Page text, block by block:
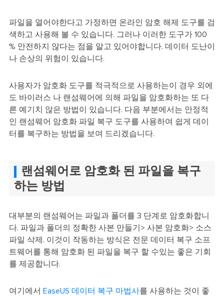
파일을 열어야한다고 가정하면 온라인 암호 해제 도구를 검
색하고 사용해 볼 수 있습니다. 그러나 이러한 도구가 100
% 안전하지 않다는 점을 알고 있어야합니다. 데이터 도난이
나 손상의 위험이 있습니다.
사용자가 암호화 도구를 적극적으로 사용하는이 경우 외에
도 바이러스 나 랜섬웨어에 의해 파일을 암호화하는 또 다
른 예기치 않은 방법이 있습니다. 다음 부분에서는 안정적
인 랜섬웨어 암호화 파일 복구 도구를 사용하여 쉽게 데이
터를 복구하는 방법을 보여 드리겠습니다.
랜섬웨어로 암호화 된 파일을 복구
하는 방법
대부분의 랜섬웨어는 파일과 폴더를 3 단계로 암호화합니
다. 파일과 폴더의 정확한 사본 만들기> 사본 암호화> 소스
파일 삭제. 이것이 작동하는 방식은 전문 데이터 복구 소프
트웨어를 통해 암호화 된 파일을 복구 할 수있는 좋은 기회
를 제공합니다.
여기에서 EaseUS 데이터 복구 마법사를 사용하는 것이 좋